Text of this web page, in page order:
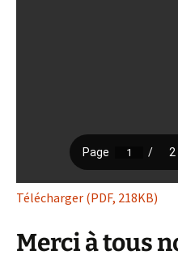
Télécharger (PDF, 218KB)
Merci à tous